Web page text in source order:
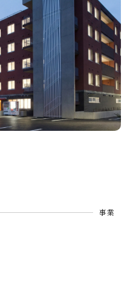
事業